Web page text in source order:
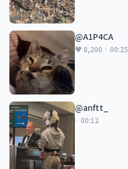
@A1P4CA
♥ 8,200 · 00:25
@anftt_
· 00:12